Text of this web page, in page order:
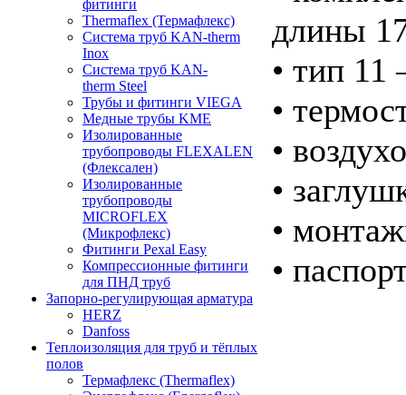
фитинги
Thermaflex (Термафлекс)
Система труб KAN-therm
Inox
Система труб KAN-
therm Steel
Трубы и фитинги VIEGA
Медные трубы KME
Изолированные
трубопроводы FLEXALEN
(Флексален)
Изолированные
трубопроводы
MICROFLEX
(Микрофлекс)
Фитинги Pexal Easy
Компрессионные фитинги
для ПНД труб
Запорно-регулирующая арматура
HERZ
Danfoss
Теплоизоляция для труб и тёплых
полов
Термафлекс (Thermaflex)
длины
• тип
•
•
•
•
•